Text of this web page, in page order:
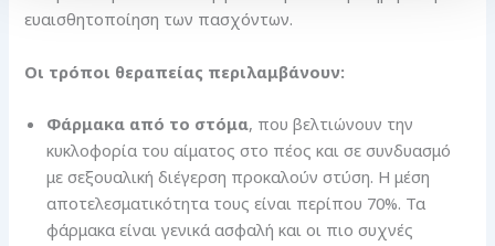
ευαισθητοποίηση των πασχόντων.
Οι τρόποι θεραπείας περιλαμβάνουν:
Φάρμακα από το στόμα, που βελτιώνουν την
κυκλοφορία του αίματος στο πέος και σε συνδυασμό
με σεξουαλική διέγερση προκαλούν στύση. Η μέση
αποτελεσματικότητα τους είναι περίπου 70%. Τα
φάρμακα είναι γενικά ασφαλή και οι πιο συχνές